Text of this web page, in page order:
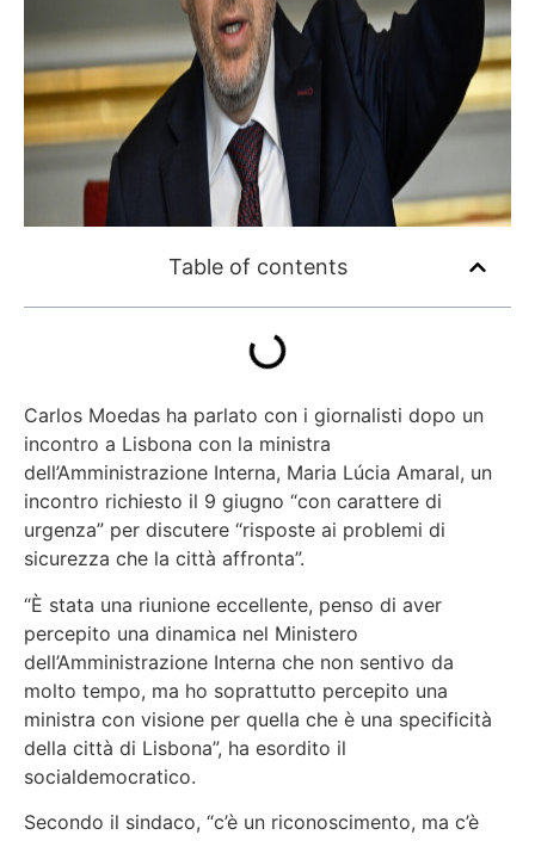
Table of contents
Carlos Moedas ha parlato con i giornalisti dopo un
incontro a Lisbona con la ministra
dell’Amministrazione Interna, Maria Lúcia Amaral, un
incontro richiesto il 9 giugno “con carattere di
urgenza” per discutere “risposte ai problemi di
sicurezza che la città affronta”.
“È stata una riunione eccellente, penso di aver
percepito una dinamica nel Ministero
dell’Amministrazione Interna che non sentivo da
molto tempo, ma ho soprattutto percepito una
ministra con visione per quella che è una specificità
della città di Lisbona”, ha esordito il
socialdemocratico.
Secondo il sindaco, “c’è un riconoscimento, ma c’è